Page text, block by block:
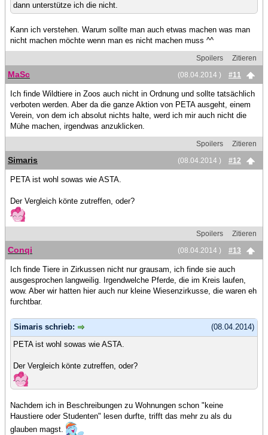
dann unterstütze ich die nicht.
Kann ich verstehen. Warum sollte man auch etwas machen was man
nicht machen möchte wenn man es nicht machen muss ^^
Spoilers
Zitieren
(08.04.2014 )
#11
MaSc
Ich finde Wildtiere in Zoos auch nicht in Ordnung und sollte tatsächlich
verboten werden. Aber da die ganze Aktion von PETA ausgeht, einem
Verein, von dem ich absolut nichts halte, werd ich mir auch nicht die
Mühe machen, irgendwas anzuklicken.
Spoilers
Zitieren
(08.04.2014 )
#12
Simaris
PETA ist wohl sowas wie ASTA.
Der Vergleich könte zutreffen, oder?
Spoilers
Zitieren
(08.04.2014 )
#13
Conqi
Ich finde Tiere in Zirkussen nicht nur grausam, ich finde sie auch
ausgesprochen langweilig. Irgendwelche Pferde, die im Kreis laufen,
wow. Aber wir hatten hier auch nur kleine Wiesenzirkusse, die waren eh
furchtbar.
(08.04.2014)
Simaris schrieb:
PETA ist wohl sowas wie ASTA.
Der Vergleich könte zutreffen, oder?
Nachdem ich in Beschreibungen zu Wohnungen schon "keine
Haustiere oder Studenten" lesen durfte, trifft das mehr zu als du
glauben magst.